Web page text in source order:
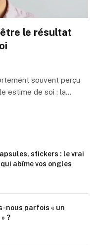
le résultat
souvent perçu
estime de soi : la…
stickers : le vrai
abîme vos ongles
nous parfois « un
?